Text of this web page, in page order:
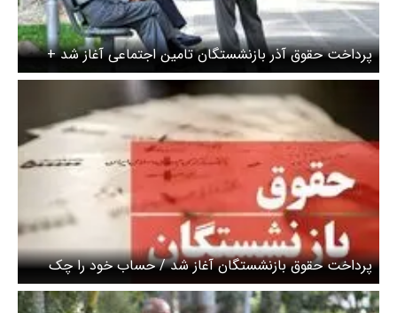
پرداخت حقوق آذر بازنشستگان تامین اجتماعی آغاز شد +
جزئیات
پرداخت حقوق بازنشستگان آغاز شد / حساب خود را چک
کنید